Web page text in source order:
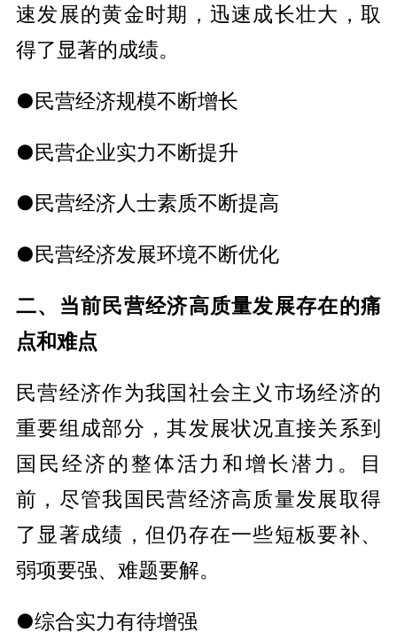
速发展的黄金时期，迅速成长壮大，取
得了显著的成绩。
●民营经济规模不断增长
●民营企业实力不断提升
●民营经济人士素质不断提高
●民营经济发展环境不断优化
二、当前民营经济高质量发展存在的痛
点和难点
民营经济作为我国社会主义市场经济的
重要组成部分，其发展状况直接关系到
国民经济的整体活力和增长潜力。目
前，尽管我国民营经济高质量发展取得
了显著成绩，但仍存在一些短板要补、
弱项要强、难题要解。
●综合实力有待增强